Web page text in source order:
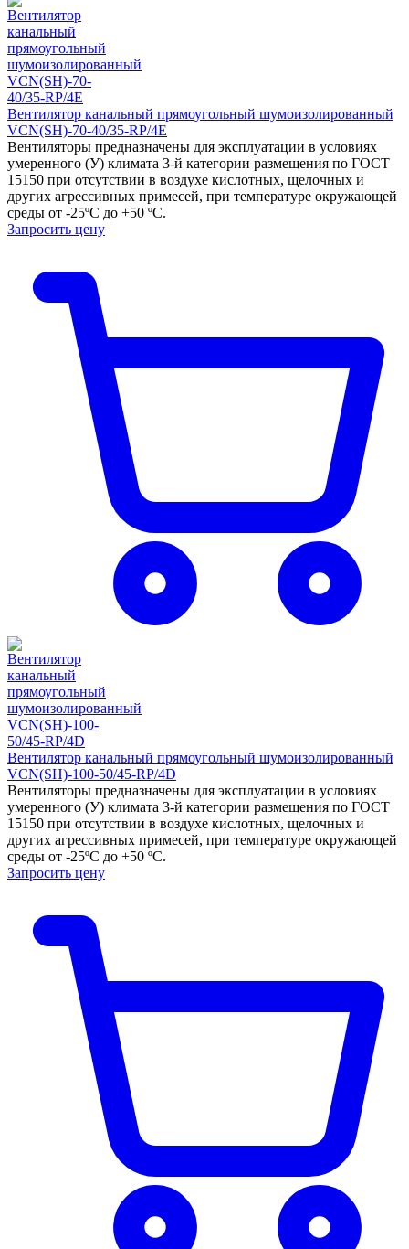
Вентилятор канальный прямоугольный шумоизолированный
VCN(SH)-70-40/35-RP/4E
Вентиляторы предназначены для эксплуатации в условиях
умеренного (У) климата 3-й категории размещения по ГОСТ
15150 при отсутствии в воздухе кислотных, щелочных и
других агрессивных примесей, при температуре окружающей
среды от -25ºС до +50 ºС.
Запросить цену
Вентилятор канальный прямоугольный шумоизолированный
VCN(SH)-100-50/45-RP/4D
Вентиляторы предназначены для эксплуатации в условиях
умеренного (У) климата 3-й категории размещения по ГОСТ
15150 при отсутствии в воздухе кислотных, щелочных и
других агрессивных примесей, при температуре окружающей
среды от -25ºС до +50 ºС.
Запросить цену